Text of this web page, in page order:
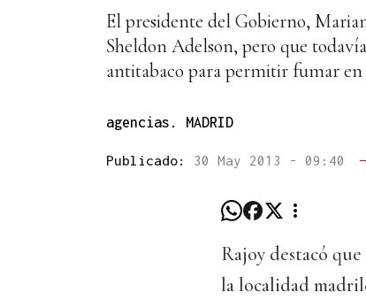
El presidente del Gobierno,
Sheldon Adelson, pero que
antitabaco para permitir fumar en
agencias. MADRID
Publicado: 30 May 2013 - 09:40 —
Rajoy destacó
la localidad